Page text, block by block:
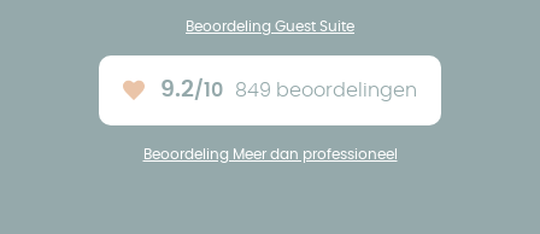
Beoordeling Guest Suite
Ons gemiddelde :
9.2/10 849 beoordelingen
Beoordeling Meer dan professioneel